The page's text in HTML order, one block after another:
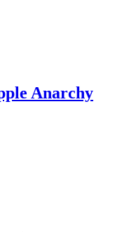
Anarchy